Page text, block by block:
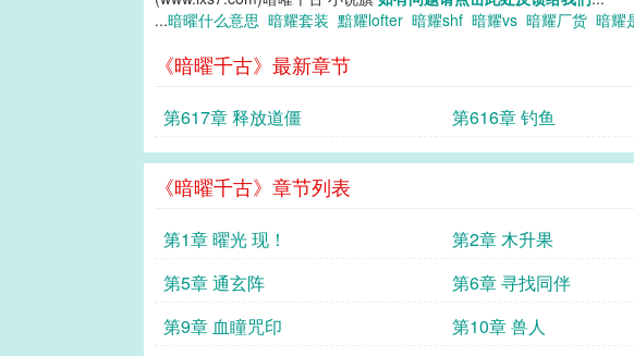
...暗曜什么意思 暗耀套装 黯耀lofter 暗耀shf 暗耀vs 暗耀厂货 暗耀
《暗曜千古》最新章节
第617章 释放道僵 第616章 钓鱼
《暗曜千古》章节列表
第1章 曜光 现！ 第2章 木升果
第5章 通玄阵
第6章 寻找同伴
第9章 血瞳咒印
第10章 兽人